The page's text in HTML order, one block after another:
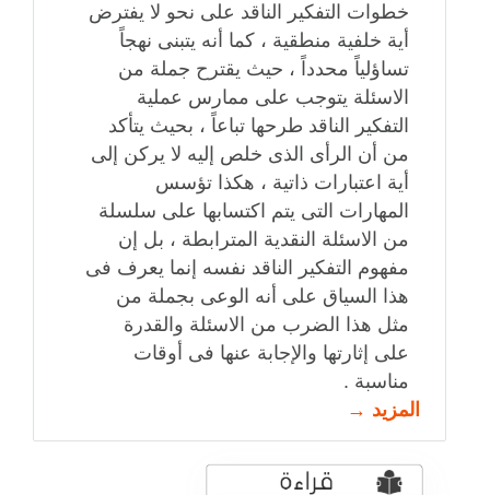
خطوات التفكير الناقد على نحو لا يفترض
أية خلفية منطقية ، كما أنه يتبنى نهجاً
تساؤلياً محدداً ، حيث يقترح جملة من
الاسئلة يتوجب على ممارس عملية
التفكير الناقد طرحها تباعاً ، بحيث يتأكد
من أن الرأى الذى خلص إليه لا يركن إلى
أية اعتبارات ذاتية ، هكذا تؤسس
المهارات التى يتم اكتسابها على سلسلة
من الاسئلة النقدية المترابطة ، بل إن
مفهوم التفكير الناقد نفسه إنما يعرف فى
هذا السياق على أنه الوعى بجملة من
مثل هذا الضرب من الاسئلة والقدرة
على إثارتها والإجابة عنها فى أوقات
مناسبة .
المزيد →